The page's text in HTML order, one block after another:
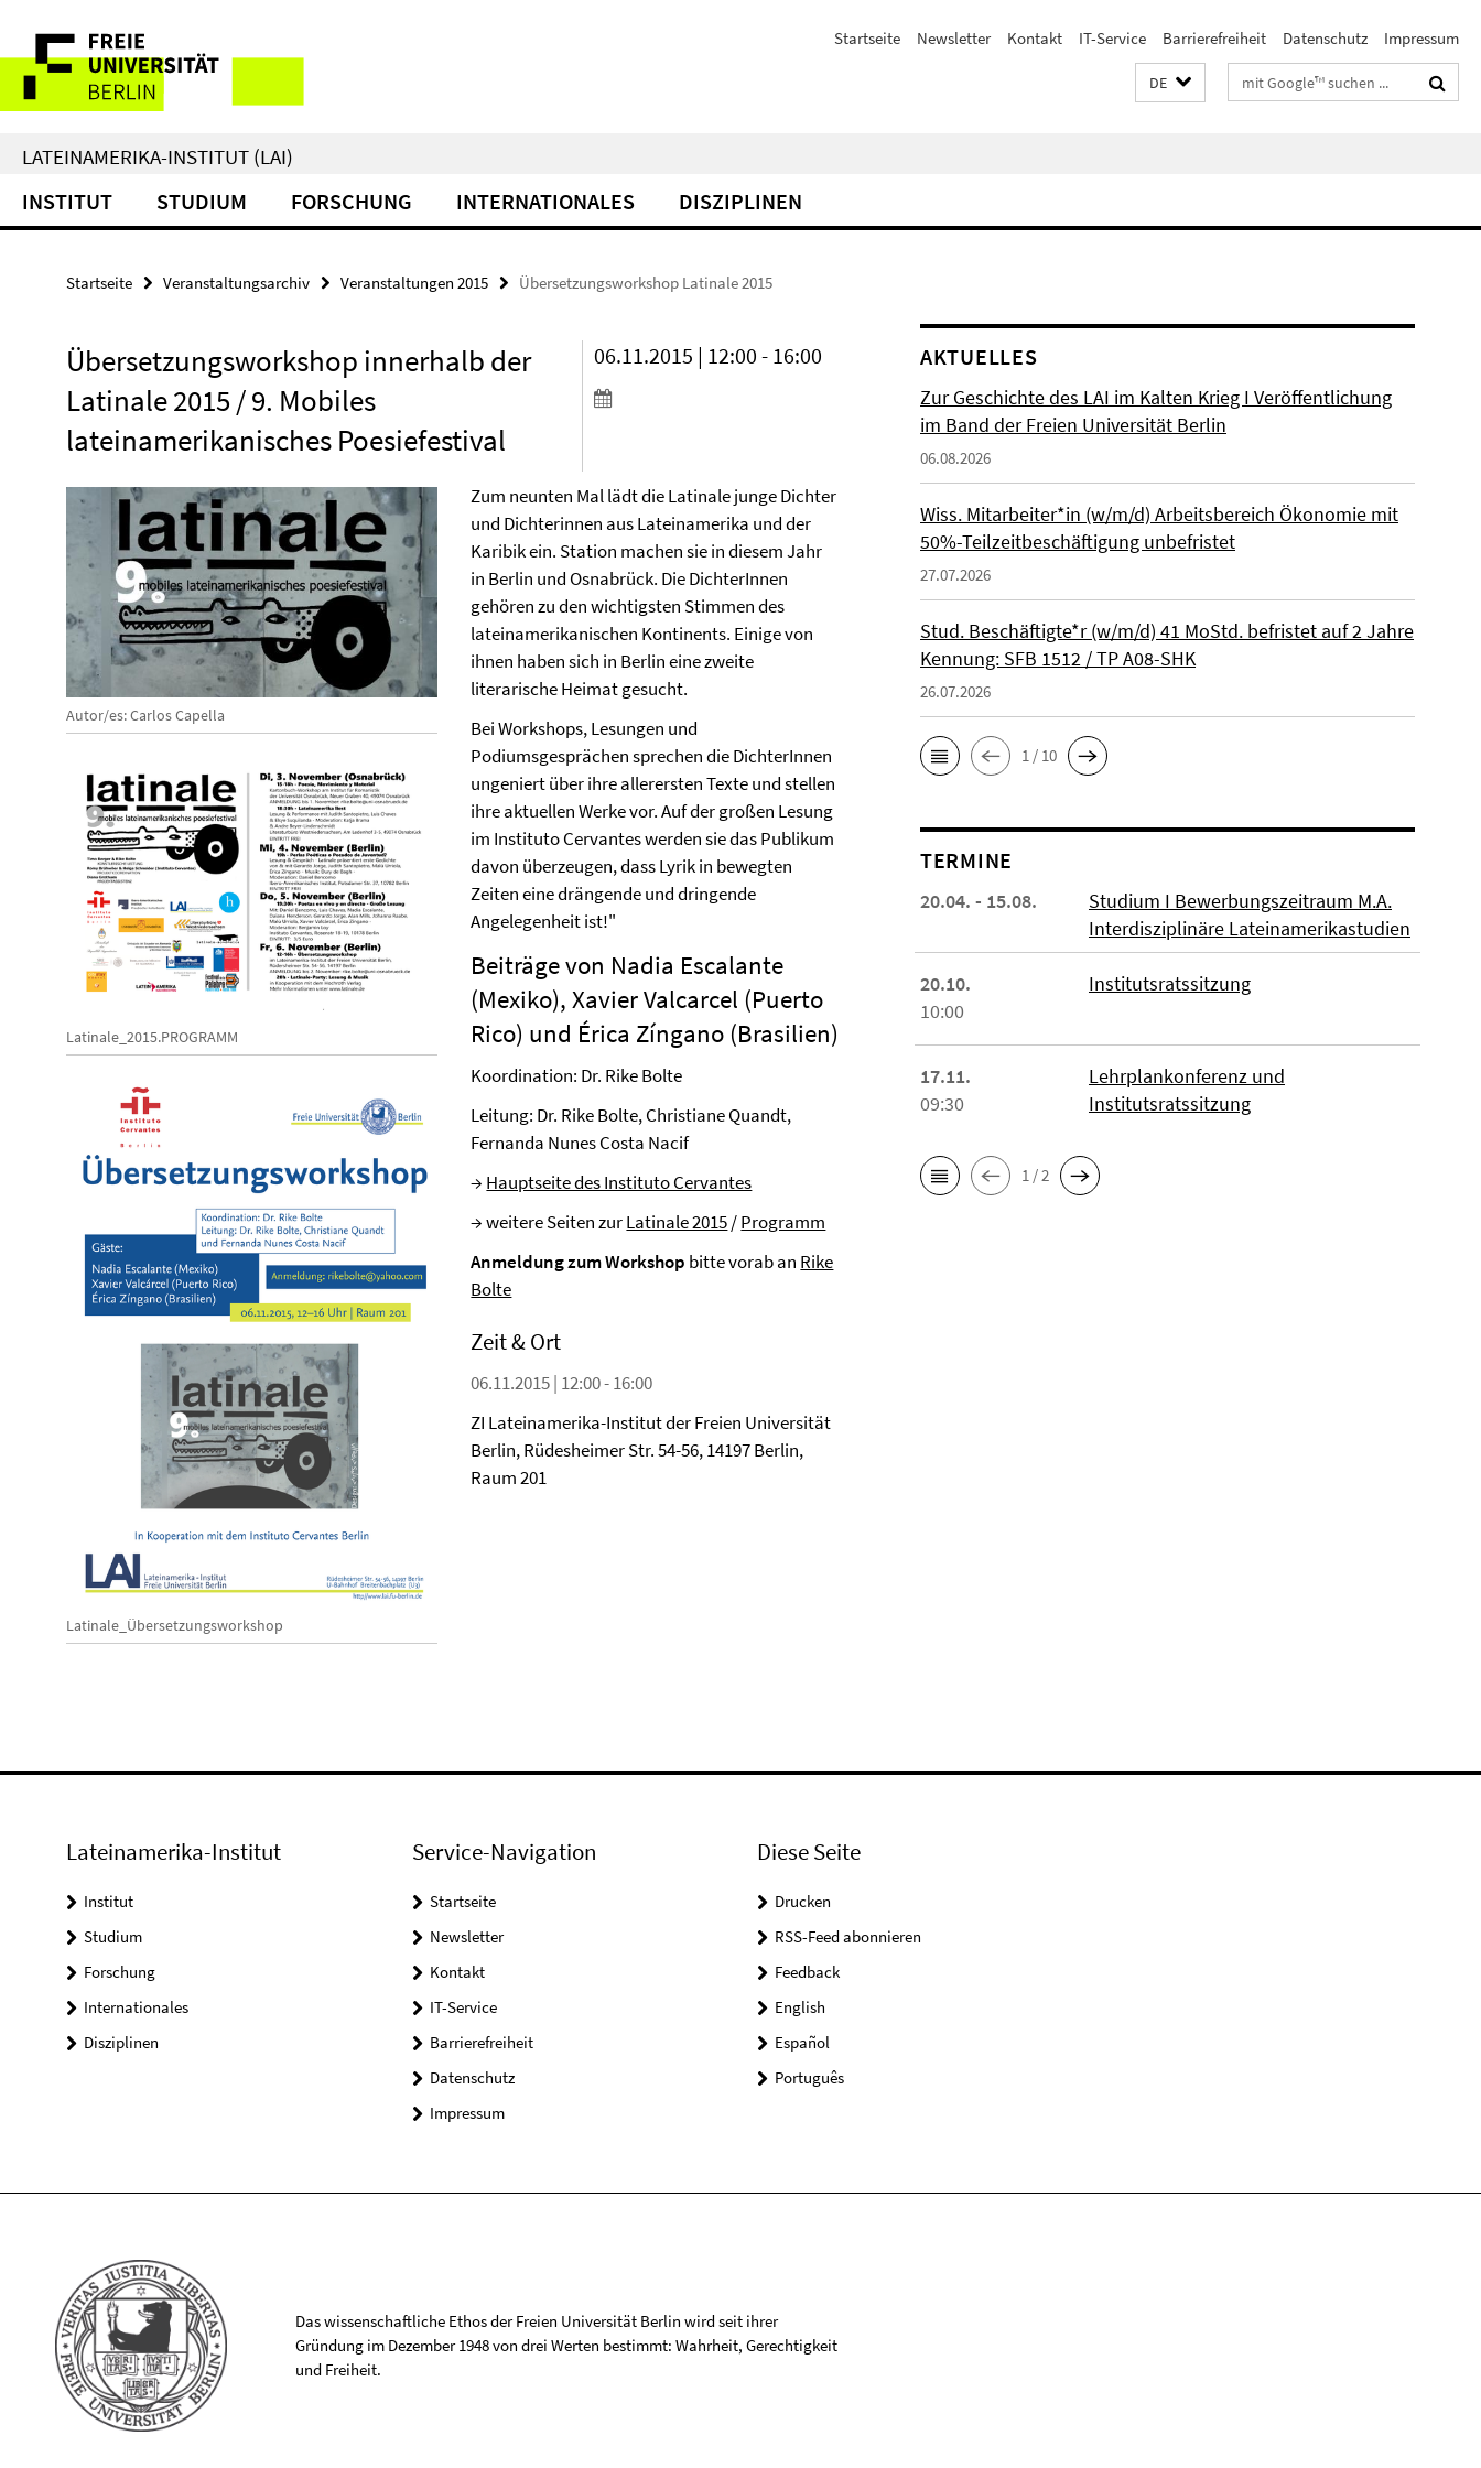
direkt
Inhalt
Service-
Navigation
Startseite Newsletter Kontakt IT-Service Barrierefreiheit Datenschutz Impressum
DE Suchbegriffe
LATEINAMERIKA-INSTITUT (LAI)
INSTITUT STUDIUM FORSCHUNG INTERNATIONALES DISZIPLINEN
Startseite Veranstaltungsarchiv Veranstaltungen 2015 Übersetzungsworkshop Latinale 2015
Übersetzungsworkshop innerhalb der
Latinale 2015 / 9. Mobiles
lateinamerikanisches Poesiefestival
06.11.2015 | 12:00 - 16:00
Autor/es: Carlos Capella
Latinale_2015.PROGRAMM
Latinale_Übersetzungsworkshop
Zum neunten Mal lädt die Latinale junge Dichter
und Dichterinnen aus Lateinamerika und der
Karibik ein. Station machen sie in diesem Jahr
in Berlin und Osnabrück. Die DichterInnen
gehören zu den wichtigsten Stimmen des
lateinamerikanischen Kontinents. Einige von
ihnen haben sich in Berlin eine zweite
literarische Heimat gesucht.
Bei Workshops, Lesungen und
Podiumsgesprächen sprechen die DichterInnen
ungeniert über ihre allerersten Texte und stellen
ihre aktuellen Werke vor. Auf der großen Lesung
im Instituto Cervantes werden sie das Publikum
davon überzeugen, dass Lyrik in bewegten
Zeiten eine drängende und dringende
Angelegenheit ist!"
Beiträge von Nadia Escalante
(Mexiko), Xavier Valcarcel (Puerto
Rico) und Érica Zíngano (Brasilien)
Koordination: Dr. Rike Bolte
Leitung: Dr. Rike Bolte, Christiane Quandt,
Fernanda Nunes Costa Nacif
→ Hauptseite des Instituto Cervantes
→ weitere Seiten zurLatinale 2015/Programm
Anmeldung zum Workshop bitte vorab an Rike
Bolte
Zeit & Ort
06.11.2015 | 12:00 - 16:00
ZI Lateinamerika-Institut der Freien Universität
Berlin, Rüdesheimer Str. 54-56, 14197 Berlin,
Raum 201
AKTUELLES
Zur Geschichte des LAI im Kalten Krieg I Veröffentlichung
im Band der Freien Universität Berlin
06.08.2026
Wiss. Mitarbeiter*in (w/m/d) Arbeitsbereich Ökonomie mit
50%-Teilzeitbeschäftigung unbefristet
27.07.2026
Stud. Beschäftigte*r (w/m/d) 41 MoStd. befristet auf 2 Jahre
Kennung: SFB 1512 / TP A08-SHK
26.07.2026
1 / 10
TERMINE
20.04. - 15.08.
Studium I Bewerbungszeitraum M.A.
Interdisziplinäre Lateinamerikastudien
20.10.
10:00
Institutsratssitzung
17.11.
09:30
Lehrplankonferenz und
Institutsratssitzung
1 / 2
Lateinamerika-Institut
Institut
Studium
Forschung
Internationales
Disziplinen
Service-Navigation
Startseite
Newsletter
Kontakt
IT-Service
Barrierefreiheit
Datenschutz
Impressum
Diese Seite
Drucken
RSS-Feed abonnieren
Feedback
English
Español
Português
Das wissenschaftliche Ethos der Freien Universität Berlin wird seit ihrer
Gründung im Dezember 1948 von drei Werten bestimmt: Wahrheit, Gerechtigkeit
und Freiheit.